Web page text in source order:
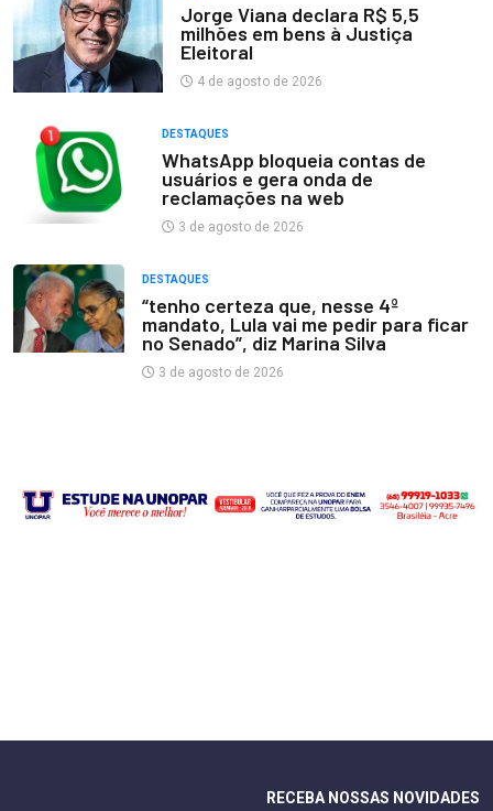
Jorge Viana declara R$ 5,5
milhões em bens à Justiça
Eleitoral
4 de agosto de 2026
DESTAQUES
WhatsApp bloqueia contas de
usuários e gera onda de
reclamações na web
3 de agosto de 2026
DESTAQUES
“tenho certeza que, nesse 4º
mandato, Lula vai me pedir para ficar
no Senado”, diz Marina Silva
3 de agosto de 2026
RECEBA NOSSAS NOVIDADES